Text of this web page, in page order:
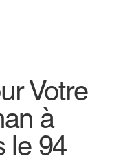
Votre
à
le 94